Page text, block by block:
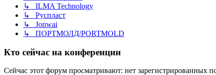
↳ ILMA Technology
↳ Руспласт
↳ Jonwai
↳ ПОРТМОЛД/PORTMOLD
Кто сейчас на конференции
Сейчас этот форум просматривают: нет зарегистрированных